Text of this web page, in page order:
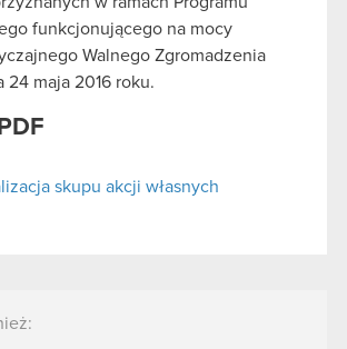
funkcjonującego na mocy
Walnego Zgromadzenia
24 maja 2016 roku.
skupu akcji własnych